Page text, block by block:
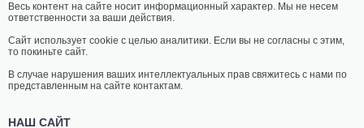
Весь контент на сайте носит информационный характер. Мы не несем
ответственности за ваши действия.
Сайт использует cookie с целью аналитики. Если вы не согласны с этим,
то покиньте сайт.
В случае нарушения ваших интеллектуальных прав свяжитесь с нами по
представленным на сайте контактам.
НАШ САЙТ